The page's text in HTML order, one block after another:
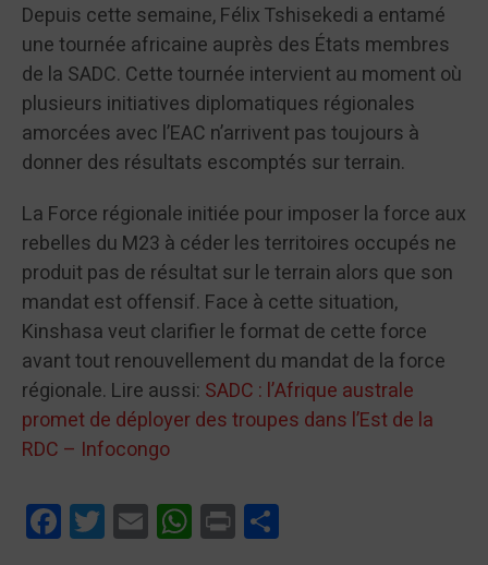
Depuis cette semaine, Félix Tshisekedi a entamé
une tournée africaine auprès des États membres
de la SADC. Cette tournée intervient au moment où
plusieurs initiatives diplomatiques régionales
amorcées avec l’EAC n’arrivent pas toujours à
donner des résultats escomptés sur terrain.
La Force régionale initiée pour imposer la force aux
rebelles du M23 à céder les territoires occupés ne
produit pas de résultat sur le terrain alors que son
mandat est offensif. Face à cette situation,
Kinshasa veut clarifier le format de cette force
avant tout renouvellement du mandat de la force
régionale. Lire aussi: SADC : l’Afrique australe
promet de déployer des troupes dans l’Est de la
RDC – Infocongo
FacebookTwitterEmail WhatsApp
Print